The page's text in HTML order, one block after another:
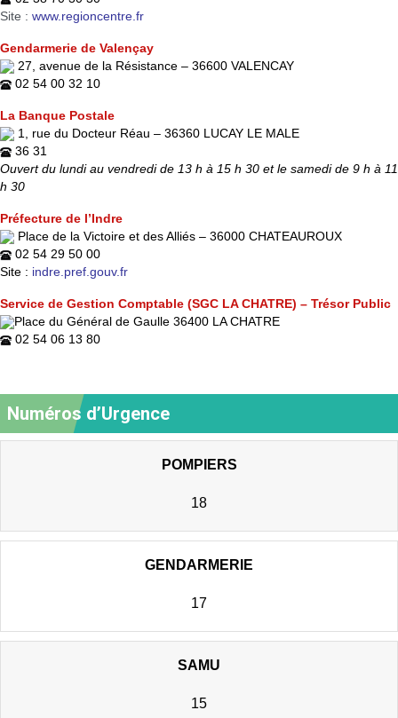
Site : www.regioncentre.fr
Gendarmerie de Valençay
27, avenue de la Résistance – 36600 VALENCAY
02 54 00 32 10
La Banque Postale
1, rue du Docteur Réau – 36360 LUCAY LE MALE
36 31
Ouvert du lundi au vendredi de 13 h à 15 h 30 et le samedi de 9 h à 11
h 30
Préfecture de l’Indre
Place de la Victoire et des Alliés – 36000 CHATEAUROUX
02 54 29 50 00
Site : indre.pref.gouv.fr
Service de Gestion Comptable (SGC LA CHATRE) – Trésor Public
Place du Général de Gaulle 36400 LA CHATRE
02 54 06 13 80
Numéros d’Urgence
POMPIERS
18
GENDARMERIE
17
SAMU
15